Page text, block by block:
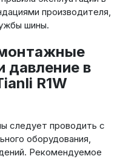
производителя,
шины.
давление в
R1W
следует проводить с
оборудования,
Рекомендуемое